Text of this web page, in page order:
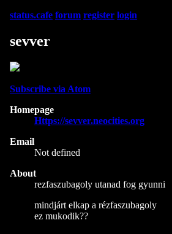
status.cafe forum register login
sevver
Subscribe via Atom
Homepage
Https://sevver.neocities.org
Email
Not defined
About
rezfaszubagoly utanad fog gyunni
mindjárt elkap a rézfaszubagoly
ez mukodik??